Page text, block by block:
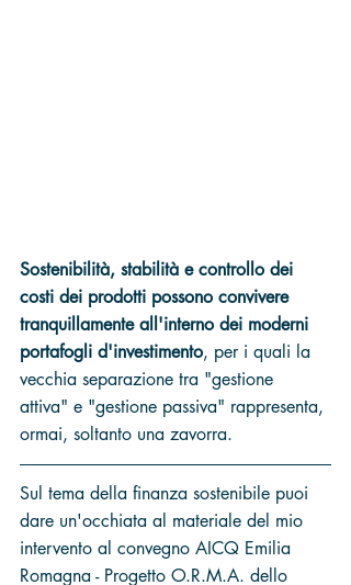
Sostenibilità, stabilità e controllo dei
costi dei prodotti possono convivere
tranquillamente all'interno dei moderni
portafogli d'investimento, per i quali la
vecchia separazione tra "gestione
attiva" e "gestione passiva" rappresenta,
ormai, soltanto una zavorra.
Sul tema della finanza sostenibile puoi
dare un'occhiata al materiale del mio
intervento al convegno AICQ Emilia
Romagna - Progetto O.R.M.A. dello